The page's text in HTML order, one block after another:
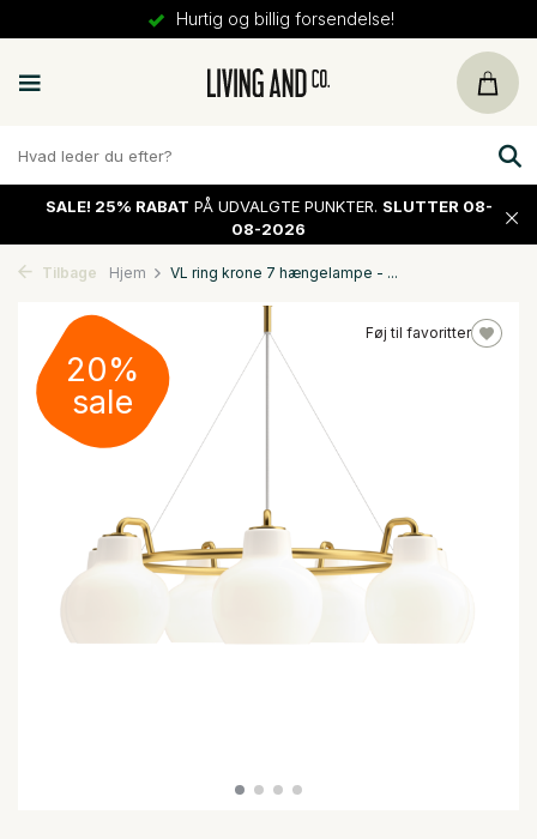
Hurtig og billig forsendelse!
SALE! 25% RABAT PÅ UDVALGTE PUNKTER. SLUTTER 08-
08-2026
Tilbage Hjem VL ring krone 7 hængelampe - ...
Føj til favoritter
20%
sale